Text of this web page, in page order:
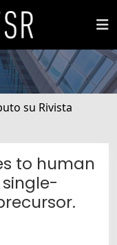
su Rivista
to human